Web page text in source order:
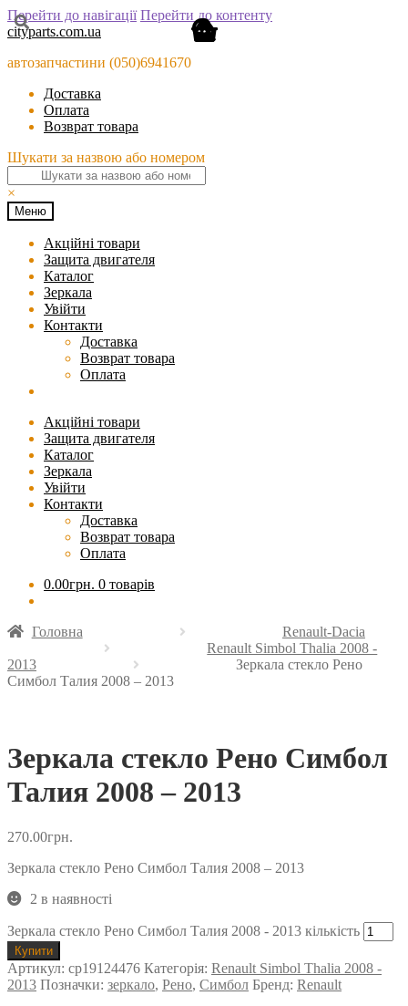
Перейти до навігації Перейти до контенту
cityparts.com.ua
автозапчастини (050)6941670
Доставка
Оплата
Возврат товара
Шукати за назвою або номером
×
Меню
Акційні товари
Защита двигателя
Каталог
Зеркала
Увійти
Контакти
Доставка
Возврат товара
Оплата
Акційні товари
Защита двигателя
Каталог
Зеркала
Увійти
Контакти
Доставка
Возврат товара
Оплата
0.00грн. 0 товарів
Головна
Renault-Dacia
Renault Simbol Thalia 2008 -
2013
Зеркала стекло Рено
Симбол Талия 2008 – 2013
Зеркала стекло Рено Симбол
Талия 2008 – 2013
270.00грн.
Зеркала стекло Рено Симбол Талия 2008 – 2013
2 в наявності
Зеркала стекло Рено Симбол Талия 2008 - 2013 кількість
Купити
Артикул: cp19124476 Категорія: Renault Simbol Thalia 2008 -
2013 Позначки: зеркало, Рено, Симбол Бренд: Renault